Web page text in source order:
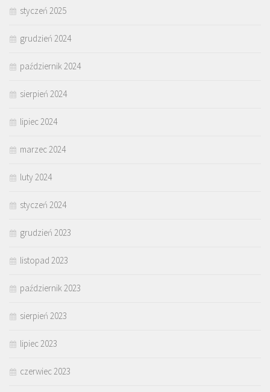
styczeń 2025
grudzień 2024
październik 2024
sierpień 2024
lipiec 2024
marzec 2024
luty 2024
styczeń 2024
grudzień 2023
listopad 2023
październik 2023
sierpień 2023
lipiec 2023
czerwiec 2023